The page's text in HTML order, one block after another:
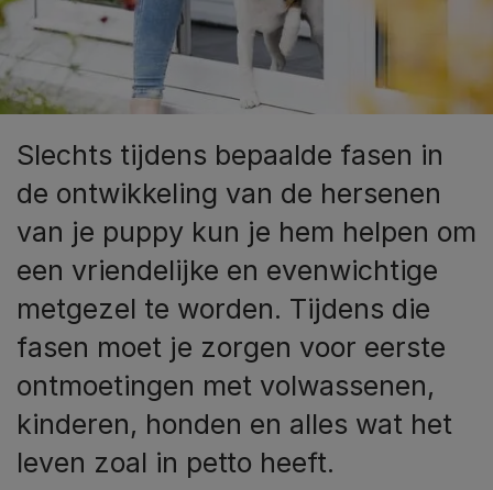
Slechts tijdens bepaalde fasen in
de ontwikkeling van de hersenen
van je puppy kun je hem helpen om
een vriendelijke en evenwichtige
metgezel te worden. Tijdens die
fasen moet je zorgen voor eerste
ontmoetingen met volwassenen,
kinderen, honden en alles wat het
leven zoal in petto heeft.